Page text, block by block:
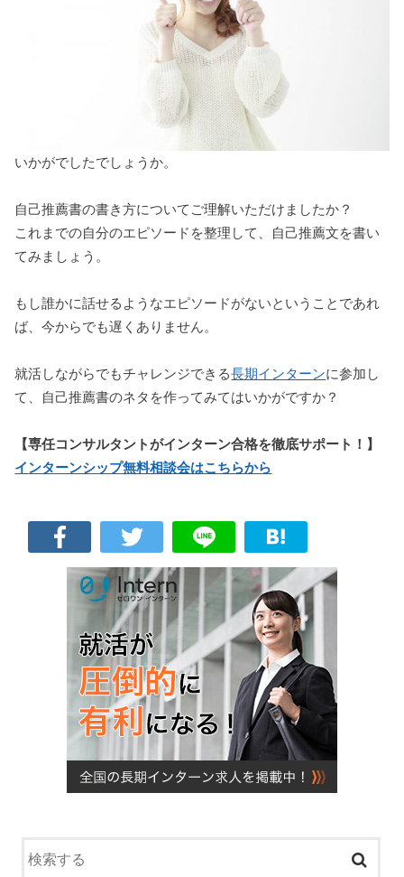
いかがでしたでしょうか。
自己推薦書の書き方についてご理解いただけましたか？
これまでの自分のエピソードを整理して、自己推薦文を書い
てみましょう。
もし誰かに話せるようなエピソードがないということであれ
ば、今からでも遅くありません。
就活しながらでもチャレンジできる長期インターンに参加し
て、自己推薦書のネタを作ってみてはいかがですか？
【専任コンサルタントがインターン合格を徹底サポート！】
インターンシップ無料相談会はこちらから